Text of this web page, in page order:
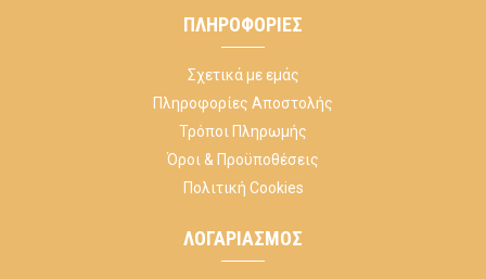
ΠΛΗΡΟΦΟΡΊΕΣ
Σχετικά με εμάς
Πληροφορίες Αποστολής
Τρόποι Πληρωμής
Όροι & Προϋποθέσεις
Πολιτική Cookies
ΛΟΓΑΡΙΑΣΜΌΣ